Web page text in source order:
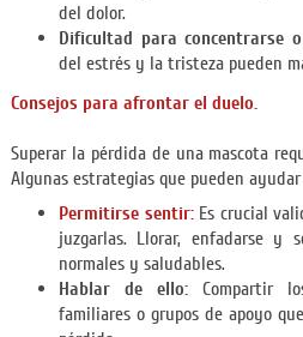
del dolor.
Dificultad para concentrarse
del estrés y la tristeza pueden
Consejos para afrontar el duelo.
Superar la pérdida de una mascota
Algunas estrategias que pueden
Permitirse sentir:Es crucial
juzgarlas. Llorar, enfadarse y
normales y saludables.
Hablar de ello:Compartir
familiares o grupos de apoyo